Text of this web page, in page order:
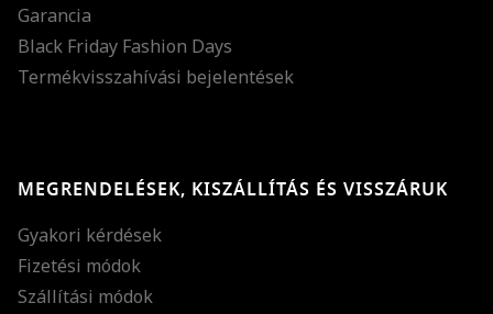
Garancia
Black Friday Fashion Days
Termékvisszahívási bejelentések
MEGRENDELÉSEK, KISZÁLLÍTÁS ÉS VISSZÁRUK
Gyakori kérdések
Fizetési módok
Szállítási módok